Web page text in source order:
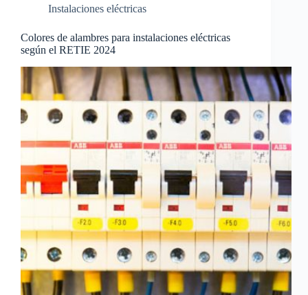
Instalaciones eléctricas
Colores de alambres para instalaciones eléctricas
según el RETIE 2024